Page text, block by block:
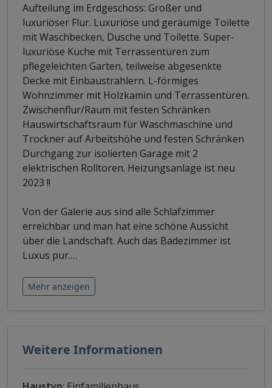
Aufteilung im Erdgeschoss: Großer und
luxuriöser Flur. Luxuriöse und geräumige Toilette
mit Waschbecken, Dusche und Toilette. Super-
luxuriöse Küche mit Terrassentüren zum
pflegeleichten Garten, teilweise abgesenkte
Decke mit Einbaustrahlern. L-förmiges
Wohnzimmer mit Holzkamin und Terrassentüren.
Zwischenflur/Raum mit festen Schränken
Hauswirtschaftsraum für Waschmaschine und
Trockner auf Arbeitshöhe und festen Schränken
Durchgang zur isolierten Garage mit 2
elektrischen Rolltoren. Heizungsanlage ist neu
2023 !!
Von der Galerie aus sind alle Schlafzimmer
erreichbar und man hat eine schöne Aussicht
über die Landschaft. Auch das Badezimmer ist
Luxus pur.…
Mehr anzeigen
Weitere Informationen